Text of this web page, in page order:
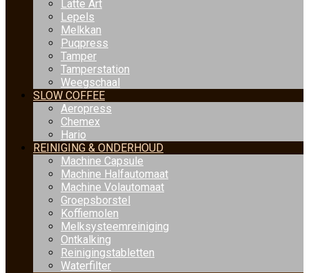
Latte Art
Lepels
Melkkan
Puqpress
Tamper
Tamperstation
Weegschaal
SLOW COFFEE
Aeropress
Chemex
Hario
REINIGING & ONDERHOUD
Machine Capsule
Machine Halfautomaat
Machine Volautomaat
Groepsborstel
Koffiemolen
Melksysteemreiniging
Ontkalking
Reinigingstabletten
Waterfilter